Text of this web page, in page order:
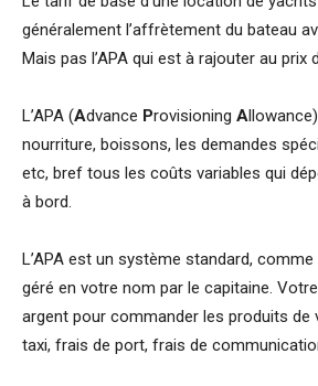
généralement l’affrètement du bateau
Mais pas l’APA qui est à rajouter au prix
L’APA (Advance Provisioning A
nourriture, boissons, les demandes
etc, bref tous les coûts variables qui
à bord.
L’APA est un système standard,
géré en votre nom par le capitaine.
argent pour commander les produits de
taxi, frais de port, frais de